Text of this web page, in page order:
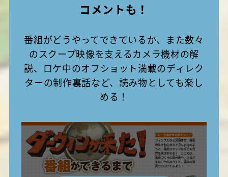
コメントも！
番組がどうやってできているか、また数々
のスクープ映像を支えるカメラ機材の解
説、ロケ中のオフショット満載のディレク
ターの制作裏話など、読み物としても楽し
める！